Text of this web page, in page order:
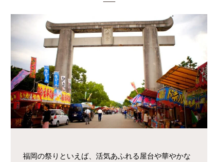
福岡の祭りといえば、活気あふれる屋台や華やかな